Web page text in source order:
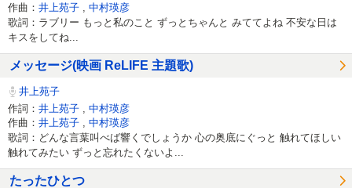
作曲： 井上苑子 中村瑛彦
歌詞：ラブリー もっと私のこと ずっとちゃんと みててよね 不安な日は
キスをしてね...
メッセージ(映画 ReLIFE 主題歌)
井上苑子
作詞： 井上苑子
中村瑛彦
作曲： 井上苑子 中村瑛彦
歌詞：どんな言葉叫べば響くでしょうか 心の奥底にぐっと 触れてほしい
触れてみたい ずっと忘れたくないよ...
たったひとつ